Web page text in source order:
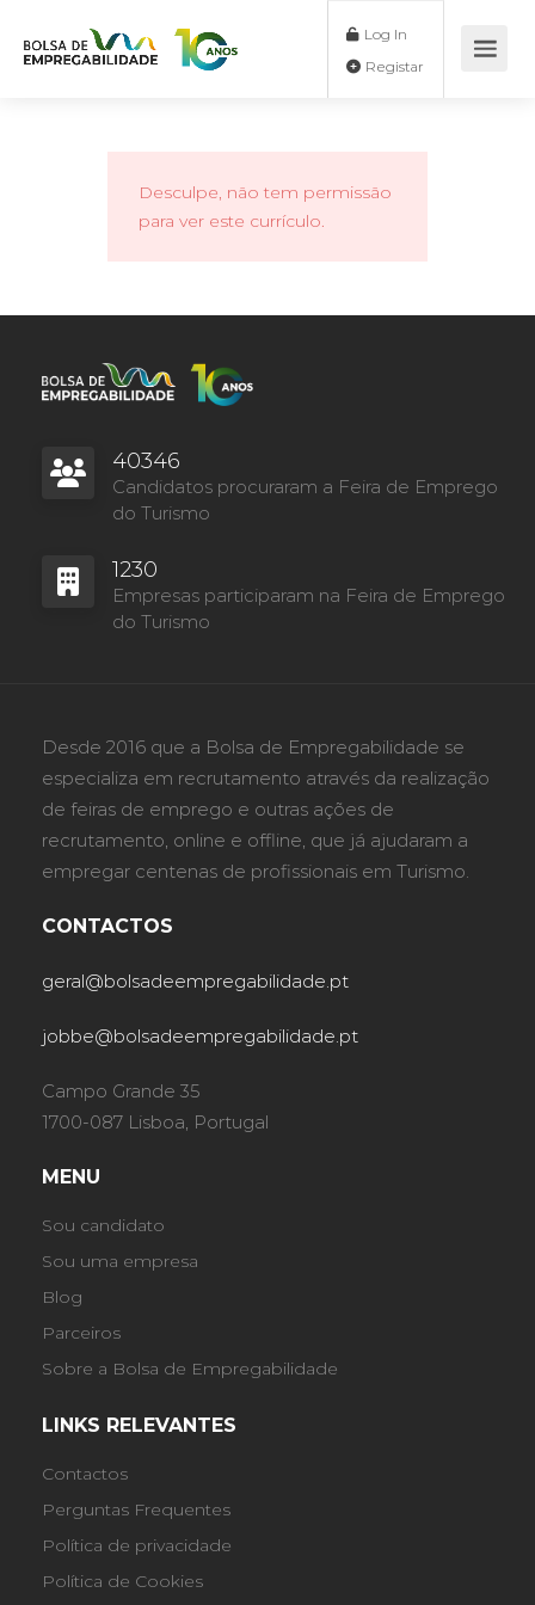
Log In
Desculpe, não tem permissão
para ver este currículo.
40346
Candidatos procuraram a Feira de Emprego
do Turismo
1230
Empresas participaram na Feira de Emprego
do Turismo
Desde 2016 que a Bolsa de Empregabilidade se
especializa em recrutamento através da realização
de feiras de emprego e outras ações de
recrutamento, online e offline, que já ajudaram a
empregar centenas de profissionais em Turismo.
CONTACTOS
geral@bolsadeempregabilidade.pt
jobbe@bolsadeempregabilidade.pt
Campo Grande 35
1700-087 Lisboa, Portugal
MENU
Sou candidato
Sou uma empresa
Blog
Parceiros
Sobre a Bolsa de Empregabilidade
LINKS RELEVANTES
Contactos
Perguntas Frequentes
Política de privacidade
Política de Cookies